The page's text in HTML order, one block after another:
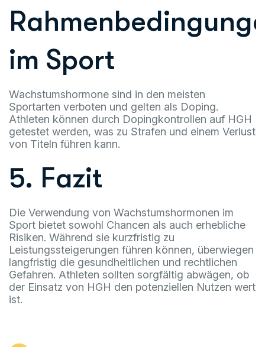
im Sport
Wachstumshormone sind in den meisten
Sportarten verboten und gelten als Doping.
Athleten können durch Dopingkontrollen auf HGH
getestet werden, was zu Strafen und einem Verlust
von Titeln führen kann.
5. Fazit
Die Verwendung von Wachstumshormonen im
Sport bietet sowohl Chancen als auch erhebliche
Risiken. Während sie kurzfristig zu
Leistungssteigerungen führen können, überwiegen
langfristig die gesundheitlichen und rechtlichen
Gefahren. Athleten sollten sorgfältig abwägen, ob
der Einsatz von HGH den potenziellen Nutzen wert
ist.